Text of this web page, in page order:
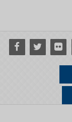
Facebook
Twitter Flickr